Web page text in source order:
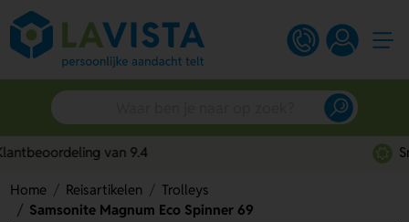
Snelle persoonlijke service
Home Reisartikelen
Trolleys
Samsonite Magnum Eco Spinner 69